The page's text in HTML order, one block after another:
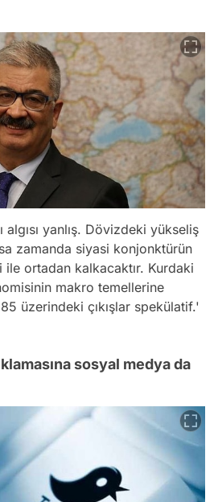
algısı yanlış. Dövizdeki yükseliş
zamanda siyasi konjonktürün
ortadan kalkacaktır. Kurdaki
makro temellerine
üzerindeki çıkışlar spekülatif.'
sosyal medya da